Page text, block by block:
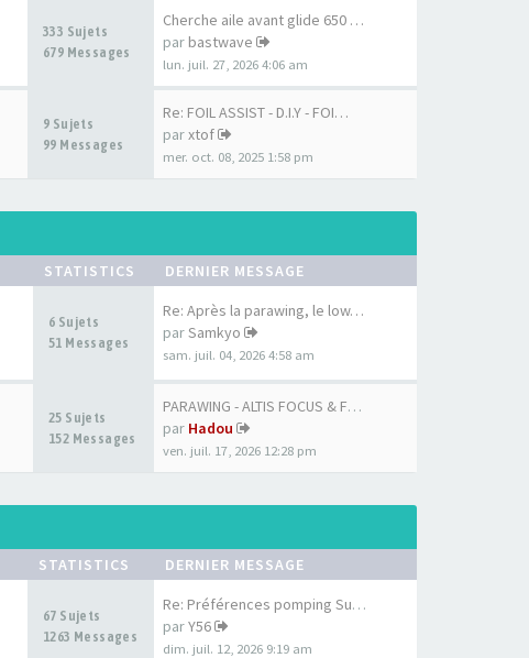
333 Sujets
679 Messages
Cherche aile avant glide 650 …
par bastwave
lun. juil. 27, 2026 4:06 am
9 Sujets
99 Messages
Re: FOIL ASSIST - D.I.Y - FOI…
parxtof
mer. oct. 08, 2025 1:58 pm
STATISTICS DERNIER MESSAGE
6 Sujets
51 Messages
Re: Après la parawing, le low…
parSamkyo
sam. juil. 04, 2026 4:58 am
25 Sujets
152 Messages
PARAWING - ALTIS FOCUS & FOCU…
par Hadou
ven. juil. 17, 2026 12:28 pm
STATISTICS DERNIER MESSAGE
67 Sujets
1263 Messages
Re: Préférences pomping Surf …
parY56
dim. juil. 12, 2026 9:19 am